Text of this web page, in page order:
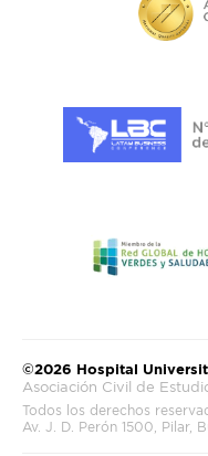
©2026 Hospital
Asociación Civil de
Todos los derechos
Av. J. D. Perón 1500, Pilar,